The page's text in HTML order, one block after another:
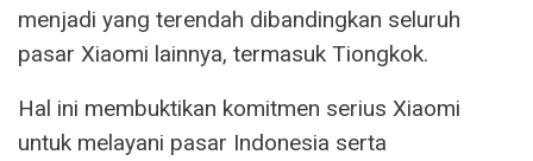
menjadi yang terendah dibandingkan seluruh
pasar Xiaomi lainnya, termasuk Tiongkok.
Hal ini membuktikan komitmen serius Xiaomi
untuk melayani pasar Indonesia serta